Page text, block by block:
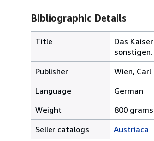
Bibliographic Details
Title
Das
sonstigen.
Publisher
Wien, Carl
Language
German
Weight
800 grams
Seller catalogs
Austriaca